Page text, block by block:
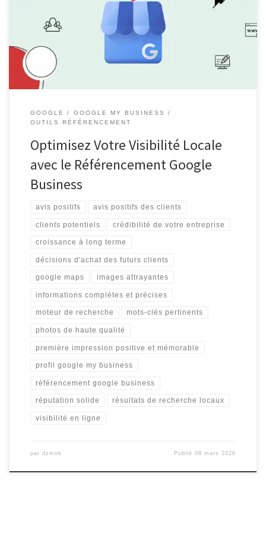
essentiel pour toute entreprise cherchant à attirer des clients
potentiels. Le référencement Google Business est un outil puissant
qui permet d’améliorer la visibilité de votre entreprise sur le
GOOGLE
GOOGLE MY BUSINESS
OUTILS RÉFÉRENCEMENT
Optimisez Votre Visibilité Locale
avec le Référencement Google
Business
avis positifs avis positifs des clients
clients potentiels crédibilité de votre entreprise
croissance à long terme
décisions d'achat des futurs clients
google maps images attrayantes
informations complètes et précises
moteur de recherche mots-clés pertinents
photos de haute qualité
première impression positive et mémorable
profil google my business
référencement google business
réputation solide résultats de recherche locaux
visibilité en ligne
par dzmob Publié08 mars 2026